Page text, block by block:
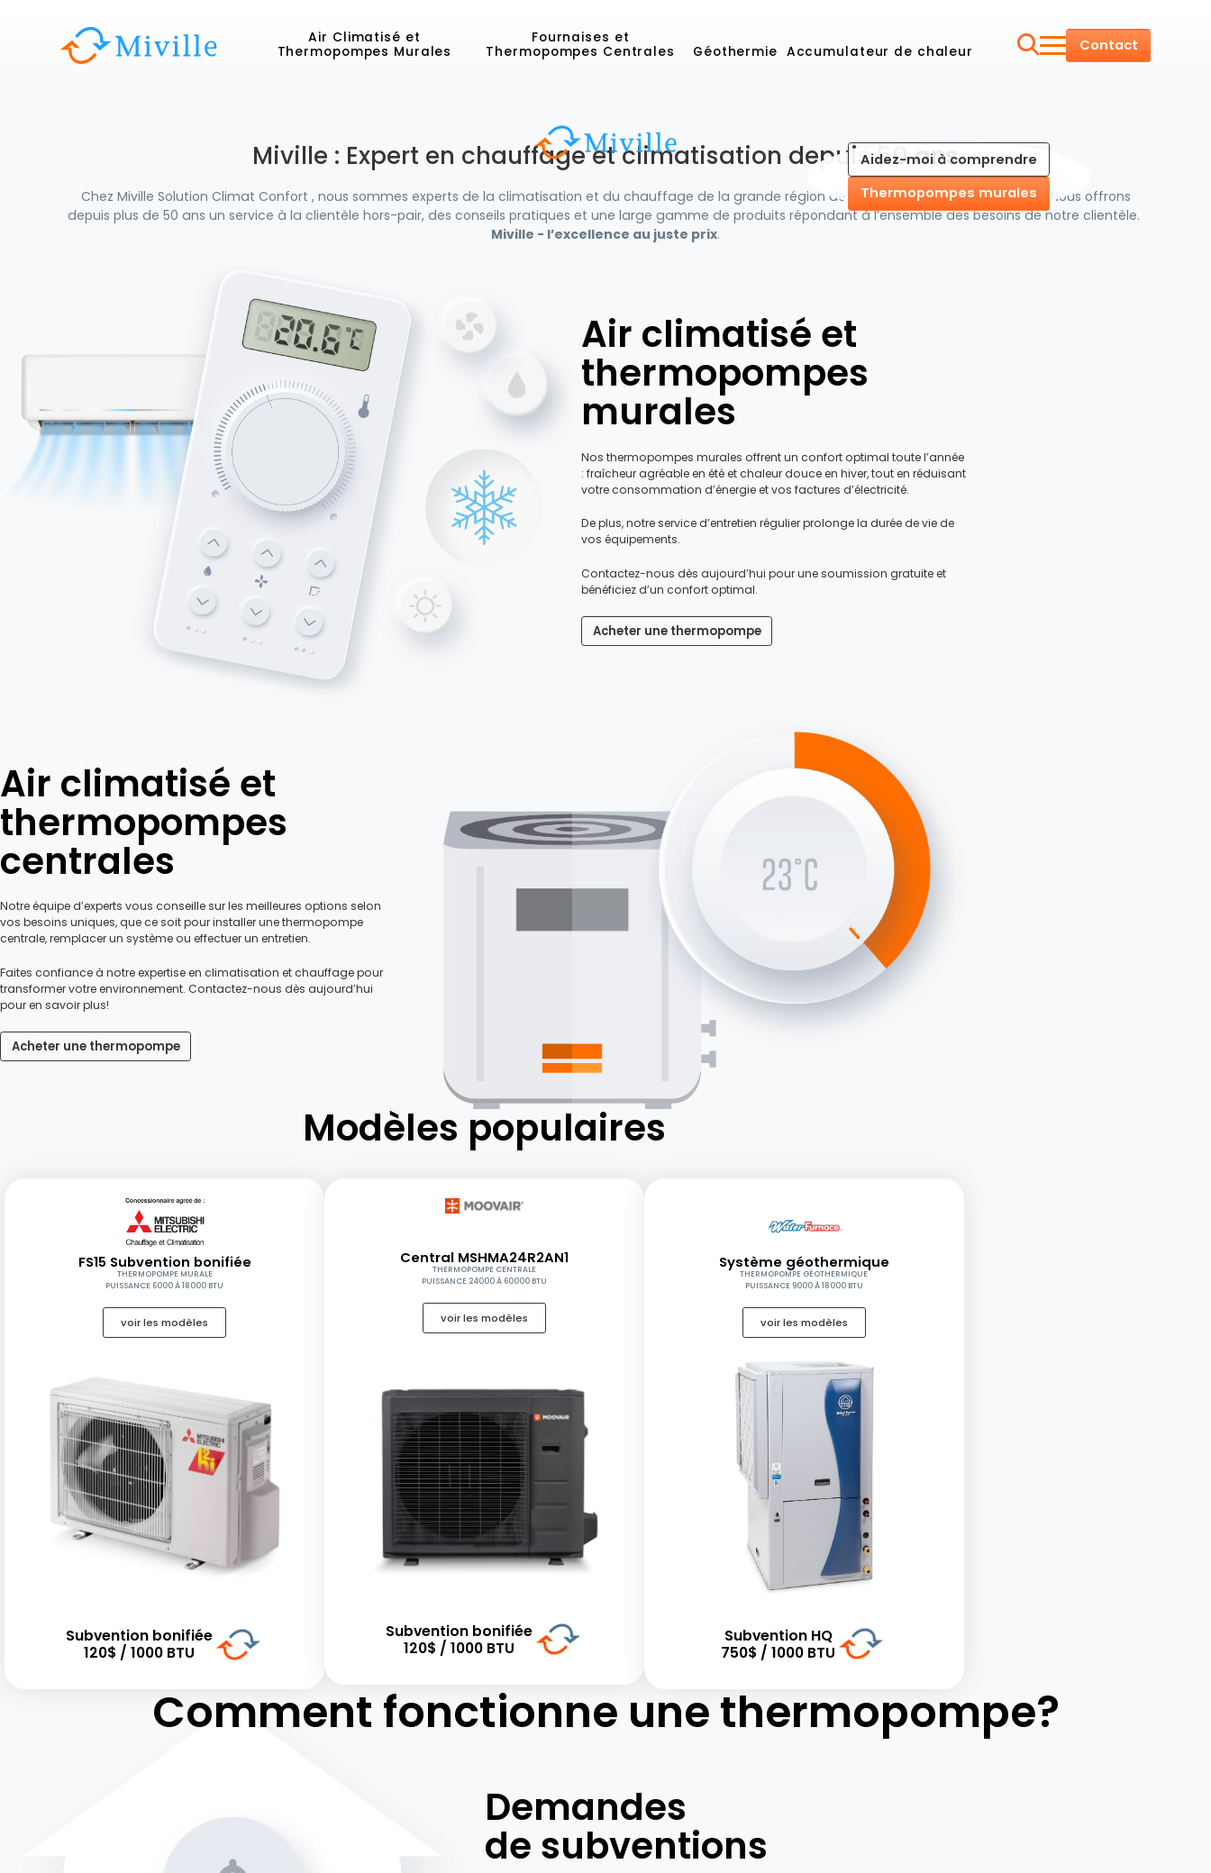
Air Climatisé et
Thermopompes Murales
Fournaises et
Thermopompes Centrales
Géothermie Accumulateur de chaleur Contact
Aidez-moi à comprendre
Thermopompes murales
Miville : Expert en chauffage et climatisation depuis 50 ans
Chez Miville Solution Climat Confort , nous sommes experts de la climatisation et du chauffage de la grande région de Québec, Gaspé et la Beauce.
Nous offrons
depuis plus de 50 ans un service à la clientèle hors-pair, des conseils pratiques et une large gamme de produits répondant à l’ensemble des besoins de notre clientèle.
Miville - l’excellence au juste prix.
Air climatisé et
thermopompes
murales
Nos thermopompes murales offrent un confort optimal toute l’année
: fraîcheur agréable en été et chaleur douce en hiver, tout en réduisant
votre consommation d’énergie et vos factures d’électricité.
De plus, notre service d’entretien régulier prolonge la durée de vie de
vos équipements.
Contactez-nous dès aujourd’hui pour une soumission gratuite et
bénéficiez d’un confort optimal.
Acheter une thermopompe
Air climatisé et
thermopompes
centrales
Notre équipe d’experts vous conseille sur les meilleures options selon
vos besoins uniques, que ce soit pour installer une thermopompe
centrale, remplacer un système ou effectuer un entretien.
Faites confiance à notre expertise en climatisation et chauffage pour
transformer votre environnement. Contactez-nous dès aujourd’hui
pour en savoir plus!
Acheter une thermopompe
Modèles populaires
FS15 Subvention bonifiée
THERMOPOMPE MURALE
PUISSANCE 6000 À 18000 BTU
voir les modèles
Subvention bonifiée
120$ / 1000 BTU
Central MSHMA24R2AN1
THERMOPOMPE CENTRALE
PUISSANCE 24000 À 60000 BTU
voir les modèles
Subvention bonifiée
120$ / 1000 BTU
Système géothermique
THERMOPOMPE GÉOTHERMIQUE
PUISSANCE 9000 À 18000 BTU
voir les modèles
Subvention HQ
750$ / 1000 BTU
Comment fonctionne une thermopompe?
Demandes
de subventions